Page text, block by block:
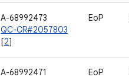
A-68992473
QC-CR#2057803
[2]
EoP
A-68992471
EoP